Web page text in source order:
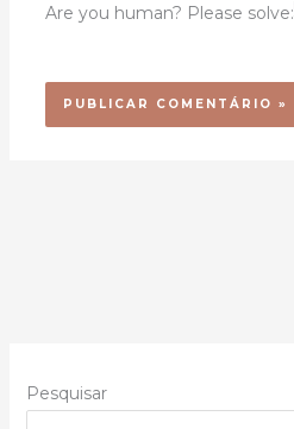
Are you human? Please solve:
Pesquisar